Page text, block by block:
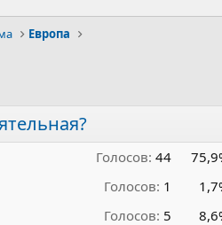
Европа
Голосов: 44
Голосов: 1
Голосов: 5